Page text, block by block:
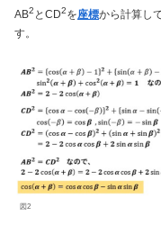
AB2 とCD2を座標から計算し
す。
図2